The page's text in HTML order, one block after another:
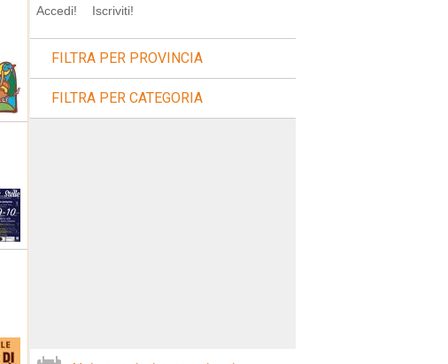
Accedi! Iscriviti!
FILTRA PER PROVINCIA
FILTRA PER CATEGORIA